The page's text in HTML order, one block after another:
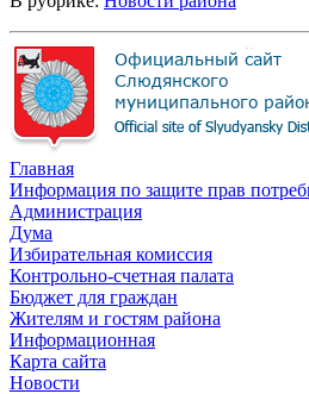
Главная
Информация по защите прав
Администрация
Дума
Избирательная комиссия
Контрольно-счетная палата
Бюджет для граждан
Жителям и гостям района
Информационная
Карта сайта
Новости